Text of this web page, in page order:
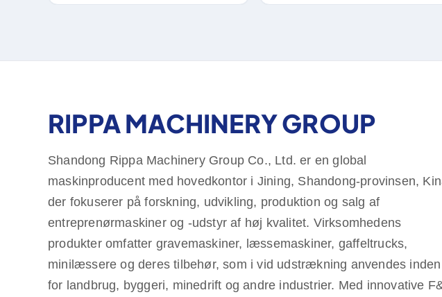
RIPPA MACHINERY GROUP
Shandong Rippa Machinery Group Co., Ltd. er en global
maskinproducent med hovedkontor i Jining, Shandong-provinsen,
der fokuserer på forskning, udvikling, produktion og salg af
entreprenørmaskiner og -udstyr af høj kvalitet. Virksomhedens
produkter omfatter gravemaskiner, læssemaskiner, gaffeltrucks,
minilæssere og deres tilbehør, som i vid udstrækning anvendes inden
for landbrug, byggeri, minedrift og andre industrier. Med innovative